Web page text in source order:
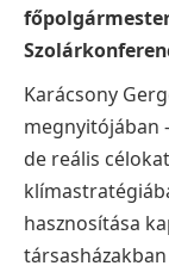
Karácsony
megnyitójában
de reális
hasznosítása